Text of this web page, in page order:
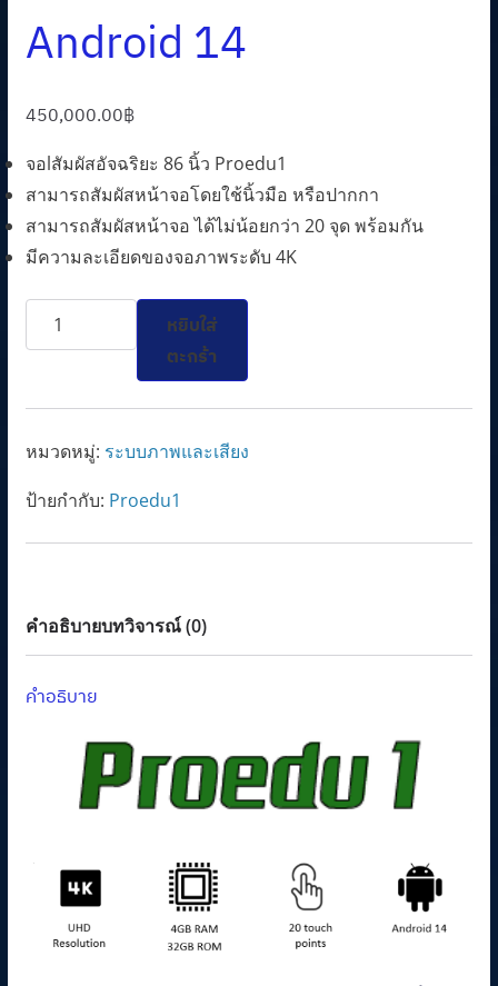
Android 14
450,000.00฿
จอlสัมผัสอัจฉริยะ 86 นิ้ว Proedu1
สามารถสัมผัสหน้าจอโดยใช้นิ้วมือ หรือปากกา
สามารถสัมผัสหน้าจอ ได้ไม่น้อยกว่า 20 จุด พร้อมกัน
มีความละเอียดของจอภาพระดับ 4K
จำนวน
Proedu
Interactive
Display
ชิ้น
หยิบใส่
ตะกร้า
หมวดหมู่: ระบบภาพและเสียง
ป้ายกำกับ: Proedu1
คำอธิบายบทวิจารณ์ (0)
คำอธิบาย